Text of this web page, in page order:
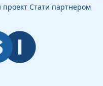
проект Стати партнером